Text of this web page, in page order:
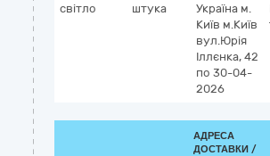
світло
штука
Україна м.
Київ м.Київ
вул.Юрія
Іллєнка, 42
по 30-04-
2026
АДРЕСА
ДОСТАВКИ /